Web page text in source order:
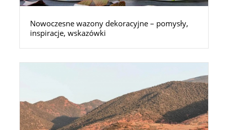
Nowoczesne wazony dekoracyjne – pomysły,
inspiracje, wskazówki